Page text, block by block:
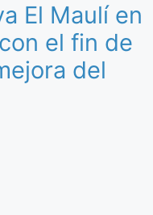
El Maulí en
el fin de
del